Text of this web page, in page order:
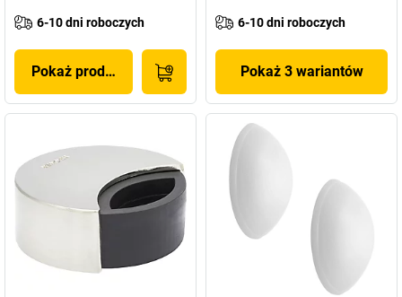
6-10 dni roboczych
Pokaż produkt
6-10 dni roboczych
Pokaż 3 wariantów